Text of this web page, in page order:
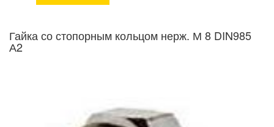
Гайка со стопорным кольцом нерж. М 8 DIN985
А2